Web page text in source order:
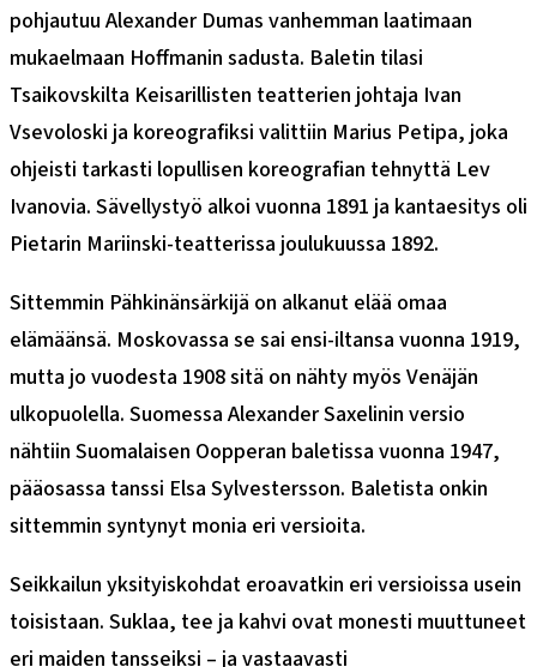
pohjautuu Alexander Dumas vanhemman laatimaan
mukaelmaan Hoffmanin sadusta. Baletin tilasi
Tsaikovskilta Keisarillisten teatterien johtaja Ivan
Vsevoloski ja koreografiksi valittiin Marius Petipa, joka
ohjeisti tarkasti lopullisen koreografian tehnyttä Lev
Ivanovia. Sävellystyö alkoi vuonna 1891 ja kantaesitys oli
Pietarin Mariinski-teatterissa joulukuussa 1892.
Sittemmin Pähkinänsärkijä on alkanut elää omaa
elämäänsä. Moskovassa se sai ensi-iltansa vuonna 1919,
mutta jo vuodesta 1908 sitä on nähty myös Venäjän
ulkopuolella. Suomessa Alexander Saxelinin versio
nähtiin Suomalaisen Oopperan baletissa vuonna 1947,
pääosassa tanssi Elsa Sylvestersson. Baletista onkin
sittemmin syntynyt monia eri versioita.
Seikkailun yksityiskohdat eroavatkin eri versioissa usein
toisistaan. Suklaa, tee ja kahvi ovat monesti muuttuneet
eri maiden tansseiksi – ja vastaavasti